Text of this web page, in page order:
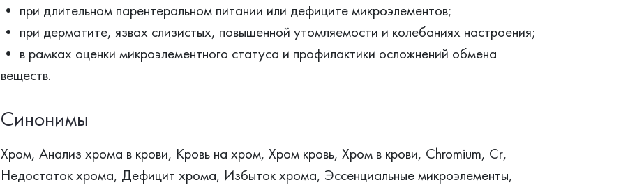
• при длительном парентеральном питании или дефиците микроэлементов;
• при дерматите, язвах слизистых, повышенной утомляемости и колебаниях настроения;
• в рамках оценки микроэлементного статуса и профилактики осложнений обмена
веществ.
Синонимы
Хром, Анализ хрома в крови, Кровь на хром, Хром кровь, Хром в крови, Chromium, Cr,
Недостаток хрома, Дефицит хрома, Избыток хрома, Эссенциальные микроэлементы,